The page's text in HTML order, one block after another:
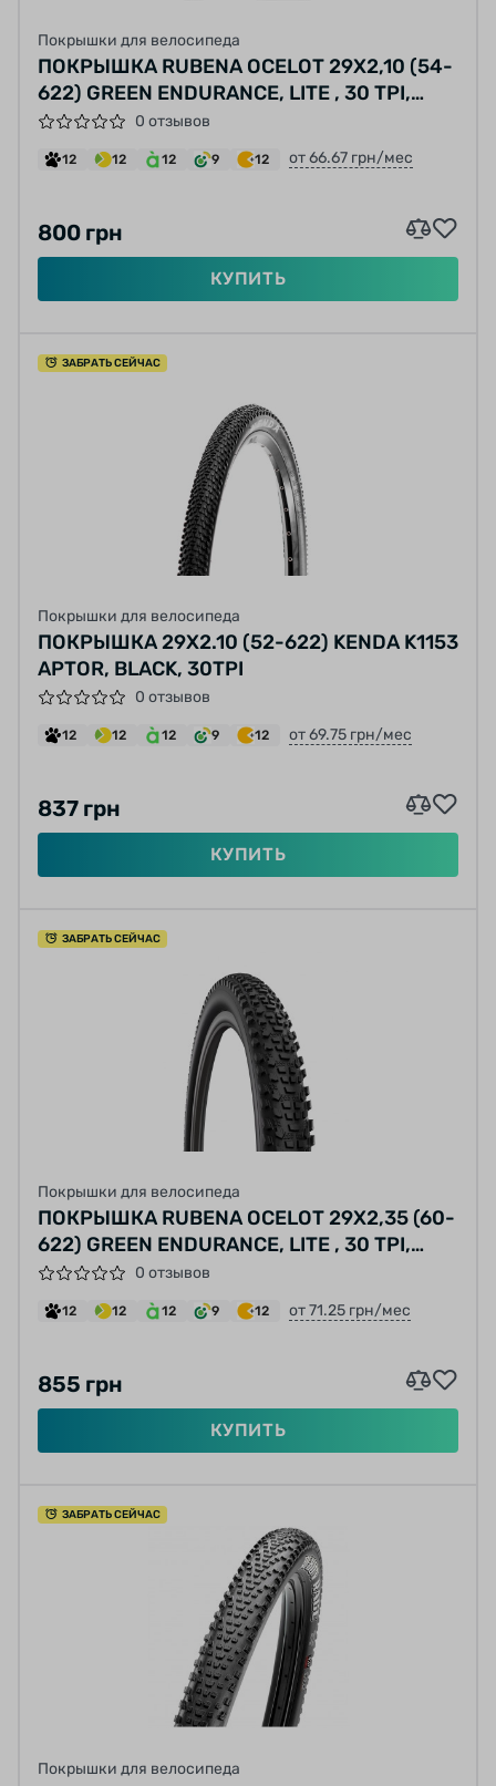
Покрышки для велосипеда
ПОКРЫШКА RUBENA OCELOT 29X2,10 (54-
622) GREEN ENDURANCE, LITE , 30 TPI,
EBIKE, ЧЕРНАЯ
0 отзывов
12 12 12 9 12 от 66.67 грн/мес
800 грн
КУПИТЬ
ЗАБРАТЬ СЕЙЧАС
Покрышки для велосипеда
ПОКРЫШКА 29X2.10 (52-622) KENDA K1153
APTOR, BLACK, 30TPI
0 отзывов
12 12 12 9 12 от 69.75 грн/мес
837 грн
КУПИТЬ
ЗАБРАТЬ СЕЙЧАС
Покрышки для велосипеда
ПОКРЫШКА RUBENA OCELOT 29X2,35 (60-
622) GREEN ENDURANCE, LITE , 30 TPI,
EBIKE, ЧЕРНАЯ
0 отзывов
12 12 12 9 12 от 71.25 грн/мес
855 грн
КУПИТЬ
ЗАБРАТЬ СЕЙЧАС
Покрышки для велосипеда